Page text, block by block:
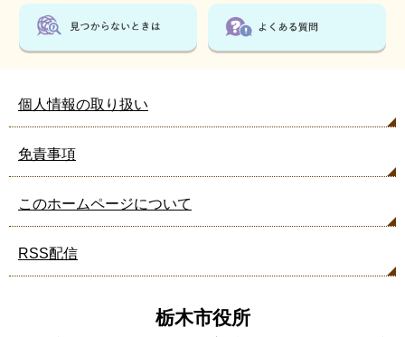
個人情報の取り扱い
免責事項
このホームページについて
RSS配信
栃木市役所